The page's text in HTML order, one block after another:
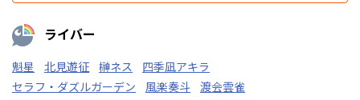
ライバー
魁星 北見遊征 榊ネス
四季凪アキラ
セラフ・ダズルガーデン
風楽奏斗 渡会雲雀